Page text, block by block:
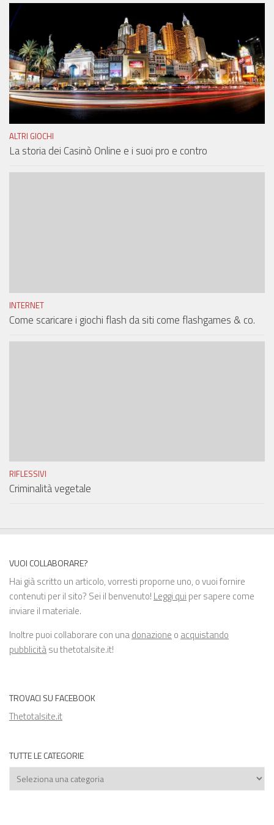
ALTRI GIOCHI
La storia dei Casinò Online e i suoi pro e contro
INTERNET
Come scaricare i giochi flash da siti come flashgames & co.
RIFLESSIVI
Criminalità vegetale
VUOI COLLABORARE?
Hai già scritto un articolo, vorresti proporne uno, o vuoi fornire
contenuti per il sito? Sei il benvenuto! Leggi qui per sapere come
inviare il materiale.
Inoltre puoi collaborare con unadonazione o acquistando
pubblicitàsu thetotalsite.it!
TROVACI SU FACEBOOK
Thetotalsite.it
TUTTE LE CATEGORIE
Tutte
le